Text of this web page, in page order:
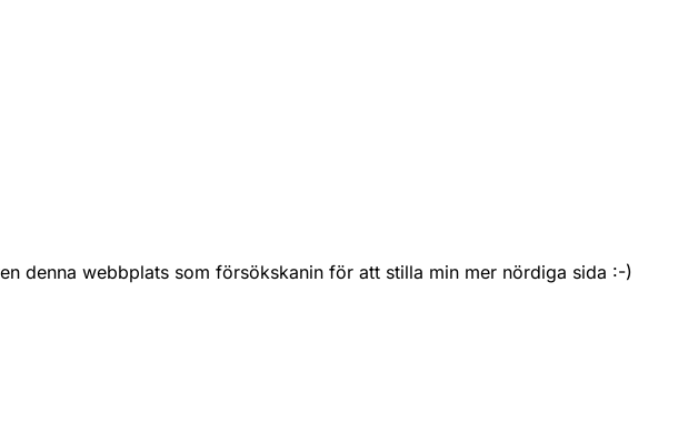
denna webbplats som försökskanin för att stilla min mer nördiga sida :-)